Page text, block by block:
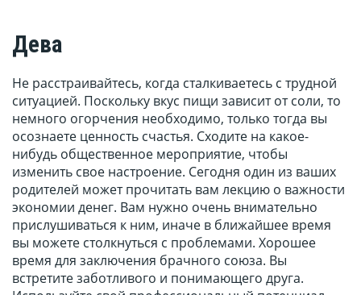
Дева
Не расстраивайтесь, когда сталкиваетесь с трудной
ситуацией. Поскольку вкус пищи зависит от соли, то
немного огорчения необходимо, только тогда вы
осознаете ценность счастья. Сходите на какое-
нибудь общественное мероприятие, чтобы
изменить свое настроение. Сегодня один из ваших
родителей может прочитать вам лекцию о важности
экономии денег. Вам нужно очень внимательно
прислушиваться к ним, иначе в ближайшее время
вы можете столкнуться с проблемами. Хорошее
время для заключения брачного союза. Вы
встретите заботливого и понимающего друга.